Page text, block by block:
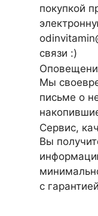
покупкой
связи :)
Мы
письме о
Сервис,
Вы
с